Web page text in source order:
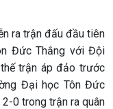
ra trận đấu đầu tiên
Đức Thắng với Đội
trận áp đảo trước
Đại học Tôn Đức
0 trong trận ra quân